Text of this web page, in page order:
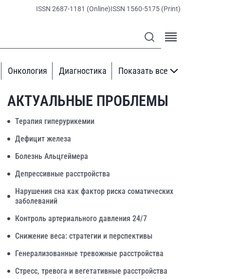
ISSN 2687-1181 (Online)ISSN 1560-5175 (Print)
Онкология Диагностика Показать все
АКТУАЛЬНЫЕ ПРОБЛЕМЫ
Терапия гиперурикемии
Дефицит железа
Болезнь Альцгеймера
Депрессивные расстройства
Нарушения сна как фактор риска соматических
заболеваний
Контроль артериального давления 24/7
Снижение веса: стратегии и перспективы
Генерализованные тревожные расстройства
Стресс, тревога и вегетативные расстройства